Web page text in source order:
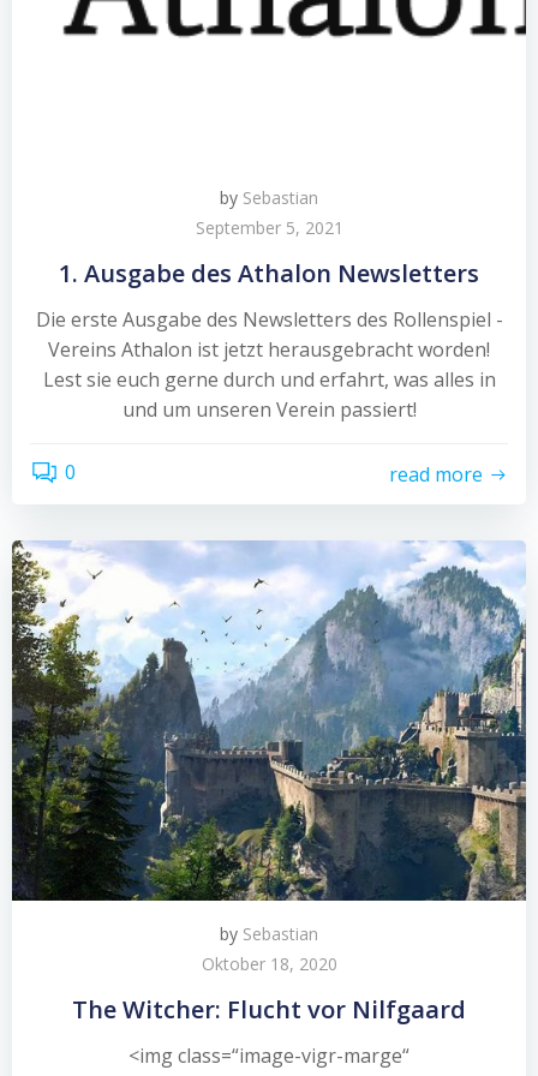
by Sebastian
September 5, 2021
1. Ausgabe des Athalon Newsletters
Die erste Ausgabe des Newsletters des Rollenspiel -
Vereins Athalon ist jetzt herausgebracht worden!
Lest sie euch gerne durch und erfahrt, was alles in
und um unseren Verein passiert!
0 read more
by Sebastian
Oktober 18, 2020
The Witcher: Flucht vor Nilfgaard
<img class=“image-vigr-marge“